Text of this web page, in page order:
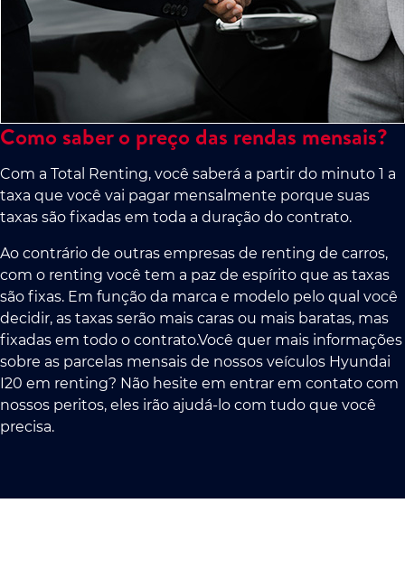
Como saber o preço das rendas mensais?
Com a Total Renting, você saberá a partir do minuto 1 a
taxa que você vai pagar mensalmente porque suas
taxas são fixadas em toda a duração do contrato.
Ao contrário de outras empresas de renting de carros,
com o renting você tem a paz de espírito que as taxas
são fixas. Em função da marca e modelo pelo qual você
decidir, as taxas serão mais caras ou mais baratas, mas
fixadas em todo o contrato.Você quer mais informações
sobre as parcelas mensais de nossos veículos Hyundai
I20 em renting? Não hesite em entrar em contato com
nossos peritos, eles irão ajudá-lo com tudo que você
precisa.